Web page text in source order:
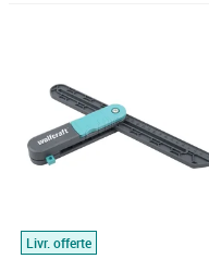
Livr. offerte